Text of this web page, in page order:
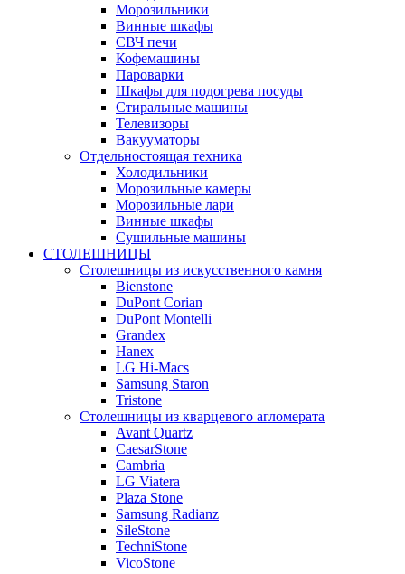
Морозильники
Винные шкафы
СВЧ печи
Кофемашины
Пароварки
Шкафы для подогрева посуды
Стиральные машины
Телевизоры
Вакууматоры
Отдельностоящая техника
Холодильники
Морозильные камеры
Морозильные лари
Винные шкафы
Сушильные машины
СТОЛЕШНИЦЫ
Столешницы из искусственного камня
Bienstone
DuPont Corian
DuPont Montelli
Grandex
Hanex
LG Hi-Macs
Samsung Staron
Tristone
Столешницы из кварцевого агломерата
Avant Quartz
CaesarStone
Cambria
LG Viatera
Plaza Stone
Samsung Radianz
SileStone
TechniStone
VicoStone